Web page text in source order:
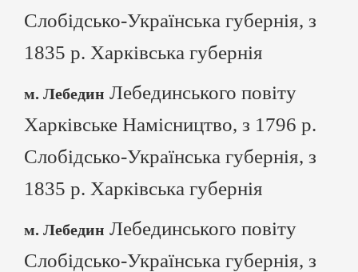
Слобідсько-Українська губернія, з
1835 р. Харківська губернія
м. Лебедин Лебединського повіту
Харківське Намісництво, з 1796 р.
Слобідсько-Українська губернія, з
1835 р. Харківська губернія
м. Лебедин Лебединського повіту
Слобідсько-Українська губернія, з